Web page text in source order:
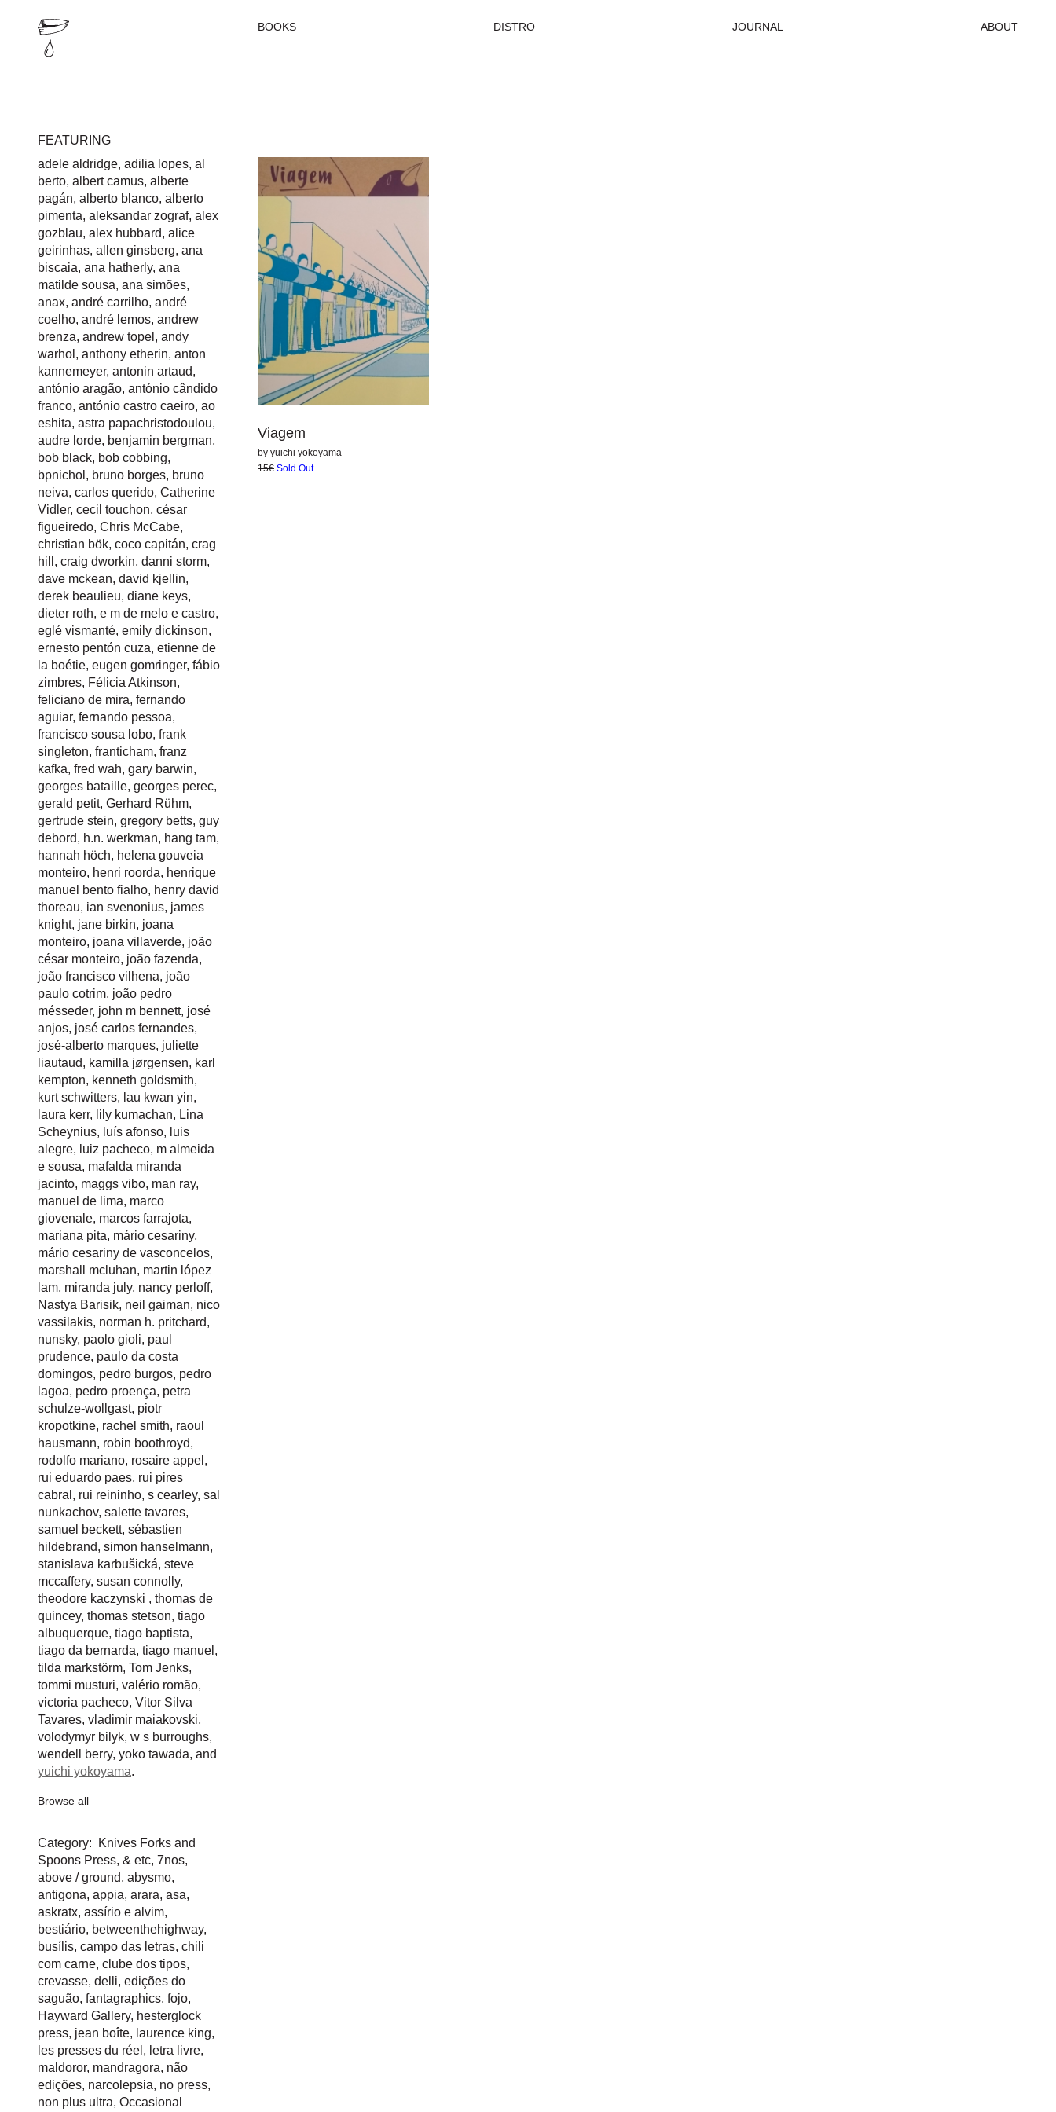
BOOKS DISTRO JOURNAL ABOUT
FEATURING
adele aldridge, adilia lopes, al
berto, albert camus, alberte
pagán, alberto blanco, alberto
pimenta, aleksandar zograf, alex
gozblau, alex hubbard, alice
geirinhas, allen ginsberg, ana
biscaia, ana hatherly, ana
matilde sousa, ana simões,
anax, andré carrilho, andré
coelho, andré lemos, andrew
brenza, andrew topel , andy
warhol , anthony etherin, anton
kannemeyer, antonin artaud,
antónio aragão, antónio cândido
franco, antónio castro caeiro, ao
eshita, astra papachristodoulou,
audre lorde, benjamin bergman,
bob black, bob cobbing,
bpnichol , bruno borges, bruno
neiva, carlos querido, Catherine
Vidler, cecil touchon, césar
figueiredo, Chris McCabe,
christian bök, coco capitán, crag
hill , craig dworkin, danni storm,
dave mckean, david kjellin,
derek beaulieu, diane keys,
dieter roth, e m de melo e castro,
eglé vismanté, emily dickinson,
ernesto pentón cuza, etienne de
la boétie, eugen gomringer, fábio
zimbres, Félicia Atkinson,
feliciano de mira, fernando
aguiar, fernando pessoa,
francisco sousa lobo, frank
singleton, franticham, franz
kafka, fred wah, gary barwin,
georges bataille, georges perec,
gerald petit, Gerhard Rühm,
gertrude stein, gregory betts, guy
debord, h.n. werkman, hang tam,
hannah höch, helena gouveia
monteiro, henri roorda, henrique
manuel bento fialho, henry david
thoreau, ian svenonius, james
knight, jane birkin, joana
monteiro, joana villaverde, joão
césar monteiro, joão fazenda,
joão francisco vilhena, joão
paulo cotrim, joão pedro
mésseder, john m bennett, josé
anjos, josé carlos fernandes,
josé-alberto marques, juliette
liautaud, kamilla jørgensen, karl
kempton, kenneth goldsmith,
kurt schwitters, lau kwan yin,
laura kerr, lily kumachan, Lina
Scheynius, luís afonso, luis
alegre, luiz pacheco, m almeida
e sousa, mafalda miranda
jacinto, maggs vibo, man ray,
manuel de lima, marco
giovenale, marcos farrajota,
mariana pita, mário cesariny,
mário cesariny de vasconcelos,
marshall mcluhan, martin lópez
lam, miranda july, nancy perloff,
Nastya Barisik, neil gaiman, nico
vassilakis, norman h. pritchard,
nunsky, paolo gioli, paul
prudence, paulo da costa
domingos, pedro burgos, pedro
lagoa, pedro proença, petra
schulze-wollgast, piotr
kropotkine, rachel smith, raoul
hausmann, robin boothroyd,
rodolfo mariano, rosaire appel ,
rui eduardo paes, rui pires
cabral , rui reininho, s cearley, sal
nunkachov, salette tavares,
samuel beckett, sébastien
hildebrand, simon hanselmann,
stanislava karbušická, steve
mccaffery, susan connolly,
theodore kaczynski , thomas de
quincey, thomas stetson, tiago
albuquerque, tiago baptista,
tiago da bernarda, tiago manuel ,
tilda markstörm, Tom Jenks,
tommi musturi, valério romão,
victoria pacheco, Vitor Silva
Tavares, vladimir maiakovski,
volodymyr bilyk, w s burroughs,
wendell berry, yoko tawada, and
yuichi yokoyama.
Browse all
Category:
Knives Forks and
Spoons Press, & etc, 7nos,
above / ground, abysmo,
antigona, appia, arara, asa,
askratx, assírio e alvim,
bestiário, betweenthehighway,
busílis, campo das letras, chili
com carne, clube dos tipos,
crevasse, delli, edições do
saguão, fantagraphics, fojo,
Hayward Gallery, hesterglock
press, jean boîte, laurence king,
les presses du réel , letra livre,
maldoror, mandragora, não
edições, narcolepsia, no press,
non plus ultra, Occasional
Viagem
by yuichi yokoyama
15€ Sold Out